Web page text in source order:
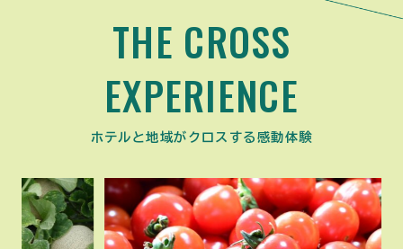
THE CROSS
EXPERIENCE
ホテルと地域がクロスする感動体験